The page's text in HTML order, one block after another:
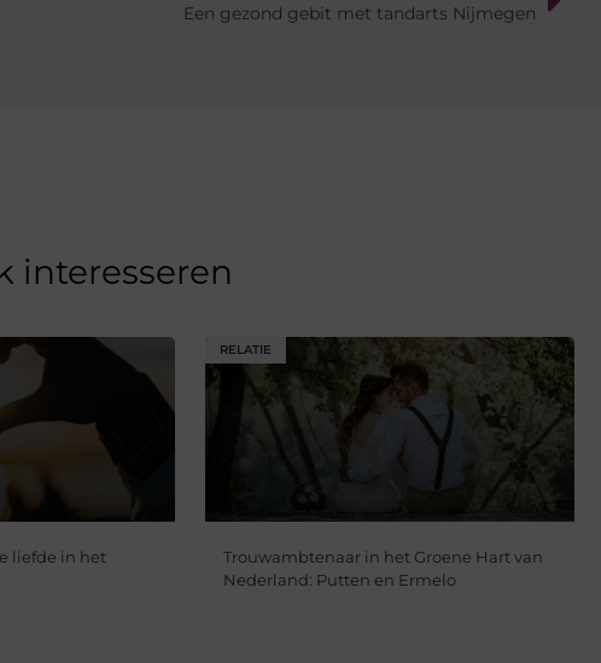
Een gezond gebit met tandarts Nijmegen
interesseren
liefde in het
RELATIE
Trouwambtenaar in het Groene Hart van
Nederland: Putten en Ermelo